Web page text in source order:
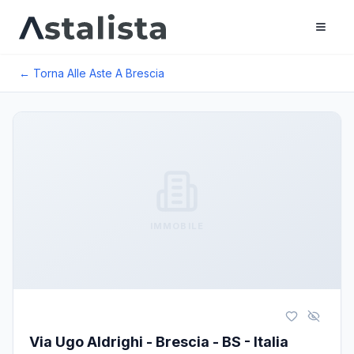
← Torna Alle Aste A Brescia
Via Ugo Aldrighi - Brescia - BS - Italia